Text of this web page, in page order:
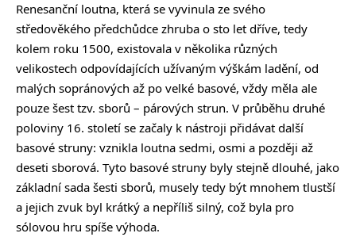
Renesanční loutna, která se vyvinula ze svého
středověkého předchůdce zhruba o sto let dříve, tedy
kolem roku 1500, existovala v několika různých
velikostech odpovídajících užívaným výškám ladění, od
malých sopránových až po velké basové, vždy měla ale
pouze šest tzv. sborů – párových strun. V průběhu druhé
poloviny 16. století se začaly k nástroji přidávat další
basové struny: vznikla loutna sedmi, osmi a později až
deseti sborová. Tyto basové struny byly stejně dlouhé, jako
základní sada šesti sborů, musely tedy být mnohem tlustší
a jejich zvuk byl krátký a nepříliš silný, což byla pro
sólovou hru spíše výhoda.